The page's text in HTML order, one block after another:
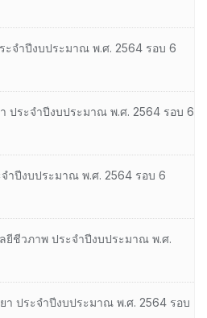
ะจำปีงบประมาณ พ.ศ. 2564 รอบ 6
ประจำปีงบประมาณ พ.ศ. 2564 รอบ 6
ำปีงบประมาณ พ.ศ. 2564 รอบ 6
ยีชีวภาพ ประจำปีงบประมาณ พ.ศ.
า ประจำปีงบประมาณ พ.ศ. 2564 รอบ